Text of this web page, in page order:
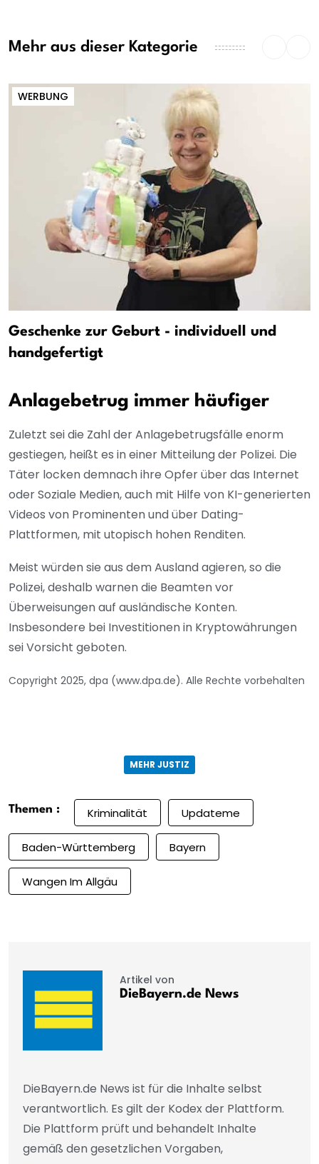
Mehr aus dieser Kategorie
WERBUNG
Geschenke zur Geburt - individuell und
handgefertigt
Anlagebetrug immer häufiger
Zuletzt sei die Zahl der Anlagebetrugsfälle enorm
gestiegen, heißt es in einer Mitteilung der Polizei. Die
Täter locken demnach ihre Opfer über das Internet
oder Soziale Medien, auch mit Hilfe von KI-generierten
Videos von Prominenten und über Dating-
Plattformen, mit utopisch hohen Renditen.
Meist würden sie aus dem Ausland agieren, so die
Polizei, deshalb warnen die Beamten vor
Überweisungen auf ausländische Konten.
Insbesondere bei Investitionen in Kryptowährungen
sei Vorsicht geboten.
Copyright 2025, dpa (www.dpa.de). Alle Rechte vorbehalten
MEHR JUSTIZ
Themen : Kriminalität Updateme
Baden-Württemberg Bayern
Wangen Im Allgäu
Artikel von
DieBayern.de News
DieBayern.de News ist für die Inhalte selbst
verantwortlich. Es gilt der Kodex der Plattform.
Die Plattform prüft und behandelt Inhalte
gemäß den gesetzlichen Vorgaben,